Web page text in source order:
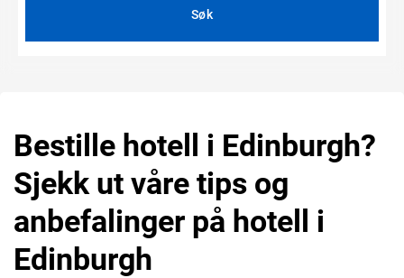
Søk
Bestille hotell i Edinburgh?
Sjekk ut våre tips og
anbefalinger på hotell i
Edinburgh